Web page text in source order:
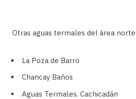
Otras aguas termales del área
La Poza de Barro
Chancay Baños
Aguas Termales. Cachicadán